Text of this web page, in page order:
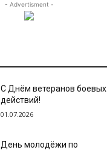
- Advertisment -
С Днём ветеранов боевых
действий!
01.07.2026
День молодёжи по